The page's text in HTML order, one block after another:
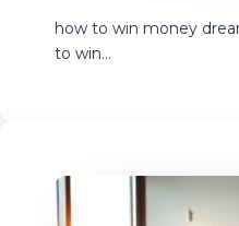
how to win money
to win…